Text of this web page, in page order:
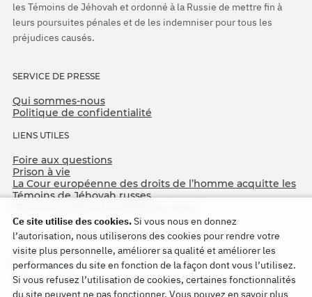
les Témoins de Jéhovah et ordonné à la Russie de mettre fin à
leurs poursuites pénales et de les indemniser pour tous les
préjudices causés.
SERVICE DE PRESSE
Qui sommes-nous
Politique de confidentialité
LIENS UTILES
Foire aux questions
Prison à vie
La Cour européenne des droits de l’homme acquitte les
Témoins de Jéhovah russes
Ce site utilise des cookies.Si vous nous en donnez
l’autorisation, nous utiliserons des cookies pour rendre votre
visite plus personnelle, améliorer sa qualité et améliorer les
performances du site en fonction de la façon dont vous l’utilisez.
Si vous refusez l’utilisation de cookies, certaines fonctionnalités
du site peuvent ne pas fonctionner. Vous pouvez en savoir plus